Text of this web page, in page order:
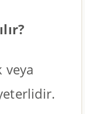
veya